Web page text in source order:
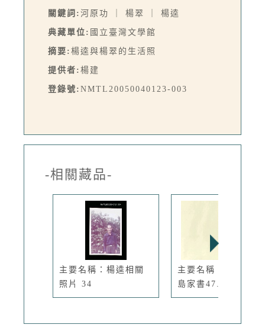
關鍵詞: 河原功 ｜ 楊翠 ｜ 楊逵
典藏單位: 國立臺灣文學館
摘要: 楊逵與楊翠的生活照
提供者: 楊建
登錄號: NMTL20050040123-003
-相關藏品-
主要名稱：楊逵相關
照片 34
主要名稱：家信（綠
島家書47...